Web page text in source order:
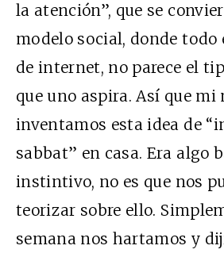
la atención”, que se
modelo social, donde todo
de internet, no parece el
que uno aspira. Así que mi
inventamos esta idea de
sabbat” en casa. Era algo
instintivo, no es que nos
teorizar sobre ello.
semana nos hartamos y